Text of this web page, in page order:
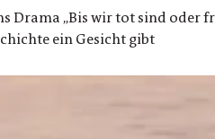
„Bis wir tot sind oder
ein Gesicht gibt